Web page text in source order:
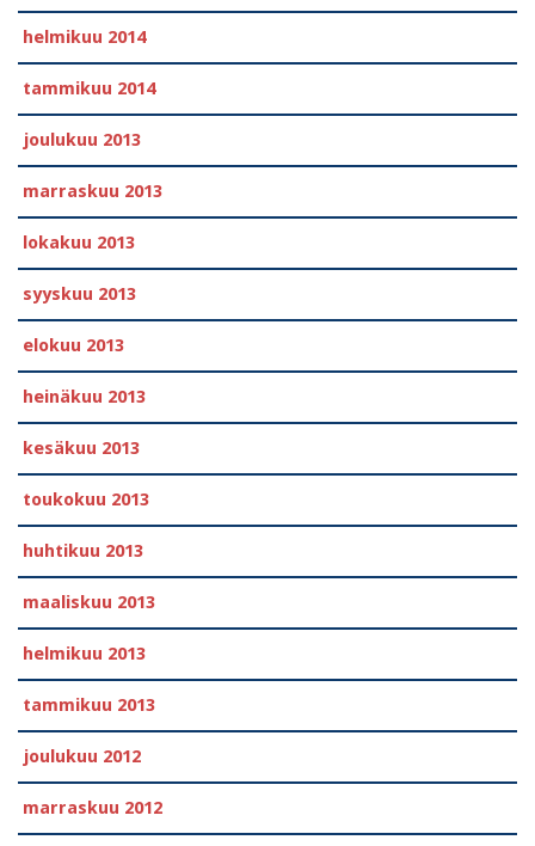
helmikuu 2014
tammikuu 2014
joulukuu 2013
marraskuu 2013
lokakuu 2013
syyskuu 2013
elokuu 2013
heinäkuu 2013
kesäkuu 2013
toukokuu 2013
huhtikuu 2013
maaliskuu 2013
helmikuu 2013
tammikuu 2013
joulukuu 2012
marraskuu 2012